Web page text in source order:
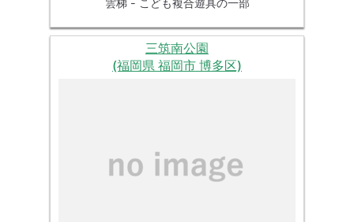
三筑南公園
(福岡県 福岡市 博多区)